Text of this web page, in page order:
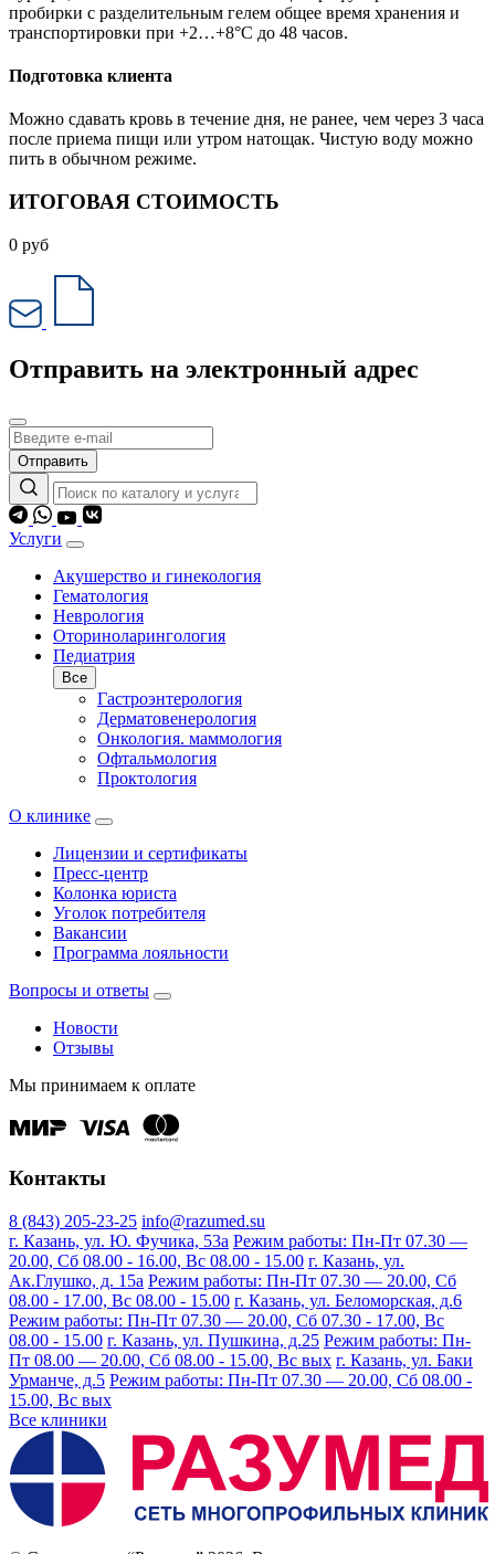
пробирки с разделительным гелем общее время хранения и
транспортировки при +2…+8°С до 48 часов.
Подготовка клиента
Можно сдавать кровь в течение дня, не ранее, чем через 3 часа
после приема пищи или утром натощак. Чистую воду можно
пить в обычном режиме.
ИТОГОВАЯ СТОИМОСТЬ
0 руб
Отправить на электронный адрес
Отправить
Услуги
Акушерство и гинекология
Гематология
Неврология
Оториноларингология
Педиатрия
Все
Гастроэнтерология
Дерматовенерология
Онкология. маммология
Офтальмология
Проктология
О клинике
Лицензии и сертификаты
Пресс-центр
Колонка юриста
Уголок потребителя
Вакансии
Программа лояльности
Вопросы и ответы
Новости
Отзывы
Мы принимаем к оплате
Контакты
8 (843) 205-23-25 info@razumed.su
г. Казань, ул. Ю. Фучика, 53а Режим работы: Пн-Пт 07.30 —
20.00, Сб 08.00 - 16.00, Вс 08.00 - 15.00 г. Казань, ул.
Ак.Глушко, д. 15а Режим работы: Пн-Пт 07.30 — 20.00, Сб
08.00 - 17.00, Вс 08.00 - 15.00 г. Казань, ул. Беломорская, д.6
Режим работы: Пн-Пт 07.30 — 20.00, Сб 07.30 - 17.00, Вс
08.00 - 15.00 г. Казань, ул. Пушкина, д.25 Режим работы: Пн-
Пт 08.00 — 20.00, Сб 08.00 - 15.00, Вс вых г. Казань, ул. Баки
Урманче, д.5 Режим работы: Пн-Пт 07.30 — 20.00, Сб 08.00 -
15.00, Вс вых
Все клиники